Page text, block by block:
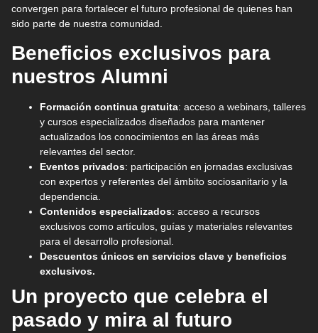
convergen para fortalecer el futuro profesional de quienes han
sido parte de nuestra comunidad.
Beneficios exclusivos para
nuestros Alumni
Formación continua gratuita: acceso a webinars, talleres
y cursos especializados diseñados para mantener
actualizados los conocimientos en las áreas más
relevantes del sector.
Eventos privados: participación en jornadas exclusivas
con expertos y referentes del ámbito sociosanitario y la
dependencia.
Contenidos especializados: acceso a recursos
exclusivos como artículos, guías y materiales relevantes
para el desarrollo profesional.
Descuentos únicos en servicios clave y beneficios
exclusivos.
Un proyecto que celebra el
pasado y mira al futuro